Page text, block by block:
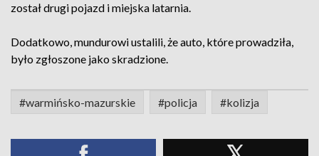
został drugi pojazd i miejska latarnia.
Dodatkowo, mundurowi ustalili, że auto, które prowadziła,
było zgłoszone jako skradzione.
#warmińsko-mazurskie #policja #kolizja